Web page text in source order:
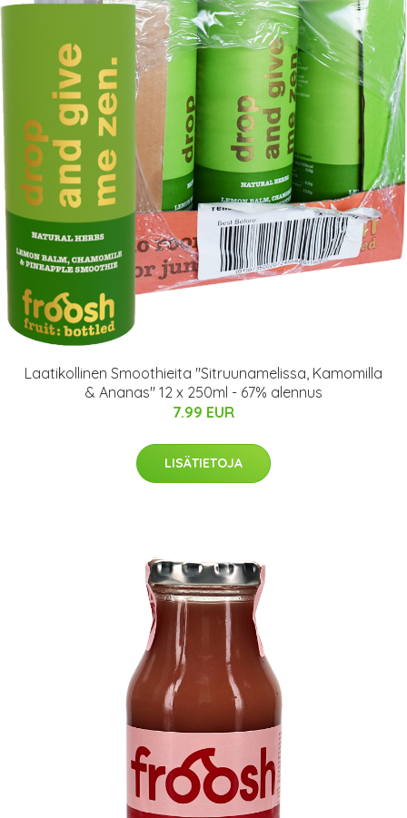
Laatikollinen Smoothieita "Sitruunamelissa, Kamomilla
& Ananas" 12 x 250ml - 67% alennus
7.99 EUR
LISÄTIETOJA